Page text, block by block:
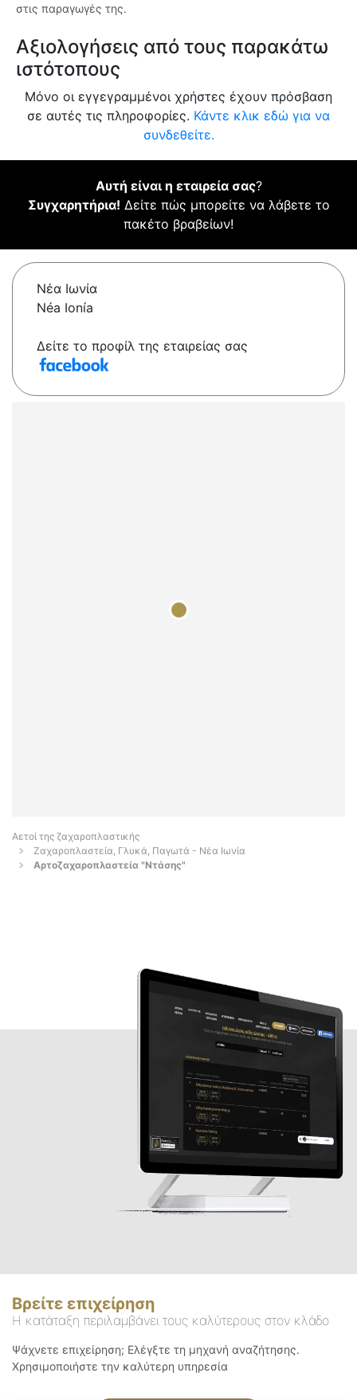
στις παραγωγές της.
Αξιολογήσεις από τους παρακάτω
ιστότοπους
Μόνο οι εγγεγραμμένοι χρήστες έχουν πρόσβαση
σε αυτές τις πληροφορίες. Κάντε κλικ εδώ για να
συνδεθείτε.
Αυτή είναι η εταιρεία σας?
Συγχαρητήρια! Δείτε πώς μπορείτε να λάβετε το
πακέτο βραβείων!
Νέα Ιωνία
Néa Ionía
Δείτε το προφίλ της εταιρείας σας
Αετοί της ζαχαροπλαστικής
Ζαχαροπλαστεία, Γλυκά, Παγωτά - Νέα Ιωνία
Αρτοζαχαροπλαστεία "Ντάσης"
Βρείτε επιχείρηση
Η κατάταξη περιλαμβάνει τους καλύτερους στον κλάδο
Ψάχνετε επιχείρηση; Ελέγξτε τη μηχανή αναζήτησης.
Χρησιμοποιήστε την καλύτερη υπηρεσία